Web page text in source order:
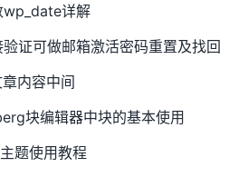
wp_date详解
证可做邮箱激活密码重置及找回
内容中间
块编辑器中块的基本使用
题使用教程